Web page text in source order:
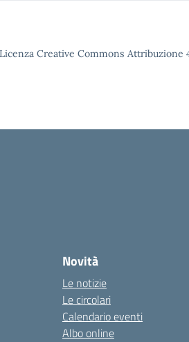
Creative Commons Attribuzione
Novità
Le notizie
Le circolari
Calendario eventi
Albo online